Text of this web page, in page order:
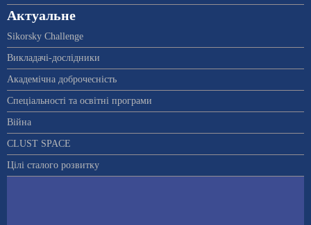
Актуальне
Sikorsky Challenge
Викладачі-дослідники
Академічна доброчесність
Спеціальності та освітні програми
Війна
CLUST SPACE
Цілі сталого розвитку